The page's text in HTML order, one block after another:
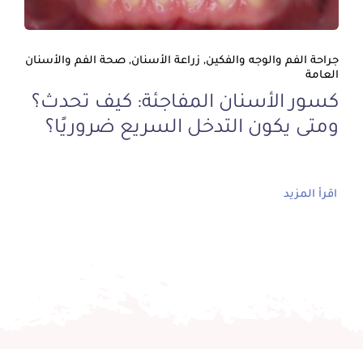
جراحة الفم والوجه والفكين, زراعة الأسنان, صحة الفم والأسنان
العامة
كسور الأسنان المفاجئة: كيف تحدث؟
ومتى يكون التدخل السريع ضروريًا؟
اقرأ المزيد